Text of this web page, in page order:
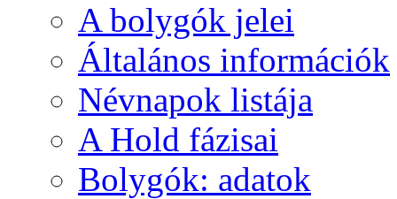
A boly­gók je­lei
Ál­ta­lá­nos in­for­má­ci­ók
Név­na­pok lis­tá­ja
A Hold fá­zi­sai
Boly­gók: ada­tok